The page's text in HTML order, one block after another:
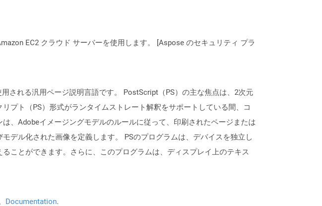
EC2 クラウド サーバーを使用します。 [Aspose のセキュリティ プラ
される汎用ページ説明言語です。 PostScript（PS）の主な焦点は、2次元
プト（PS）形式がランタイムストレート解釈をサポートしている間、コ
、Adobeイメージングモデルのルールに従って、印刷されたページまたは
デル化された画像を定義します。 PSのプログラムは、デバイスを独立し
ことができます。さらに、このプログラムは、ディスプレイ上のテキス
Documentation.